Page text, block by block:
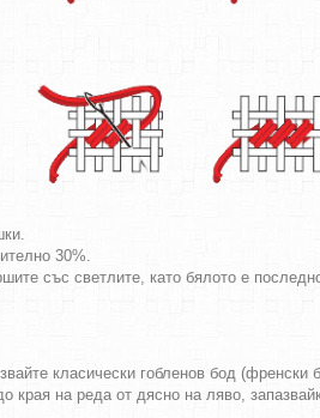
30%.
със светлите, като бялото е
класически гобленов бод
края на реда от дясно на ляво,